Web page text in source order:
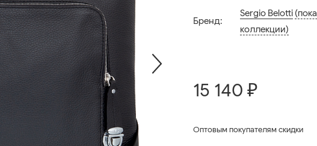
Бренд:
Sergio Belotti
коллекции)
15 140 ₽
Оптовым покупателям скидки